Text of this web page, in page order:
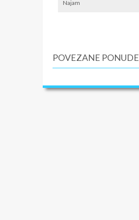
Najam
POVEZANE PONUDE